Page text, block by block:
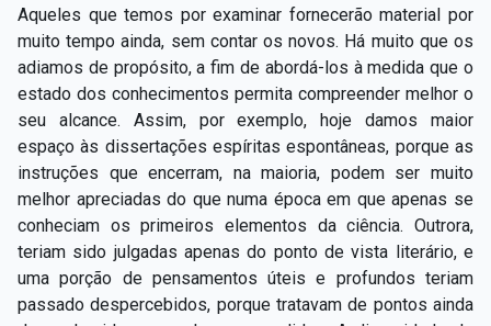
Aqueles que temos por examinar fornecerão material por
muito tempo ainda, sem contar os novos. Há muito que os
adiamos de propósito, a fim de abordá-los à medida que o
estado dos conhecimentos permita compreender melhor o
seu alcance. Assim, por exemplo, hoje damos maior
espaço às dissertações espíritas espontâneas, porque as
instruções que encerram, na maioria, podem ser muito
melhor apreciadas do que numa época em que apenas se
conheciam os primeiros elementos da ciência. Outrora,
teriam sido julgadas apenas do ponto de vista literário, e
uma porção de pensamentos úteis e profundos teriam
passado despercebidos, porque tratavam de pontos ainda